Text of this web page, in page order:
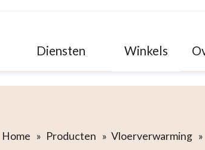
Diensten Winkels
Home » Producten » Vloerverwarming »